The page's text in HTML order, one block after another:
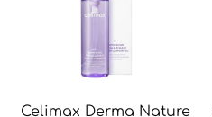
Celimax Derma Nature